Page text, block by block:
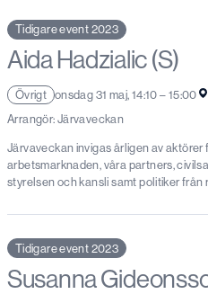
Tidigare event 2023
Aida Hadzialic (S)
Övrigt onsdag 31 maj, 14:10 – 15:00
Arrangör: Järvaveckan
Järvaveckan invigas årligen av
arbetsmarknaden, våra partners,
styrelsen och kansli samt politiker från
Tidigare event 2023
Susanna